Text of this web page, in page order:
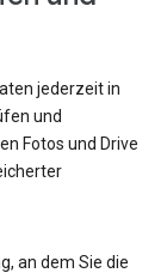
jederzeit in
und
Fotos und Drive
an dem Sie die